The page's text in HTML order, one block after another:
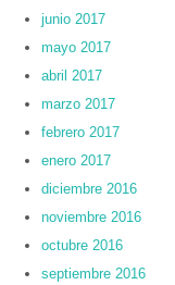
junio 2017
mayo 2017
abril 2017
marzo 2017
febrero 2017
enero 2017
diciembre 2016
noviembre 2016
octubre 2016
septiembre 2016